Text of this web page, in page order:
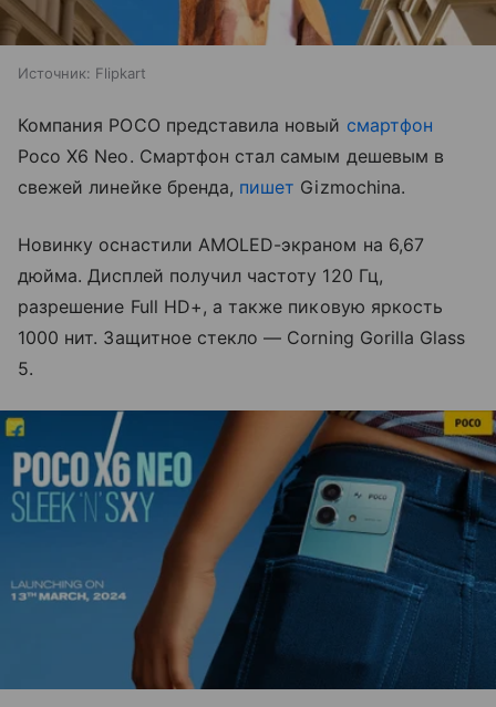
Источник: Flipkart
Компания POCO представила новый смартфон
Poco X6 Neo. Смартфон стал самым дешевым в
свежей линейке бренда, пишет Gizmochina.
Новинку оснастили AMOLED-экраном на 6,67
дюйма. Дисплей получил частоту 120 Гц,
разрешение Full HD+, а также пиковую яркость
1000 нит. Защитное стекло — Corning Gorilla Glass
5.